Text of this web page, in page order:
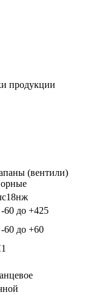
продукции
(вентили)
60 до +425
60 до +60